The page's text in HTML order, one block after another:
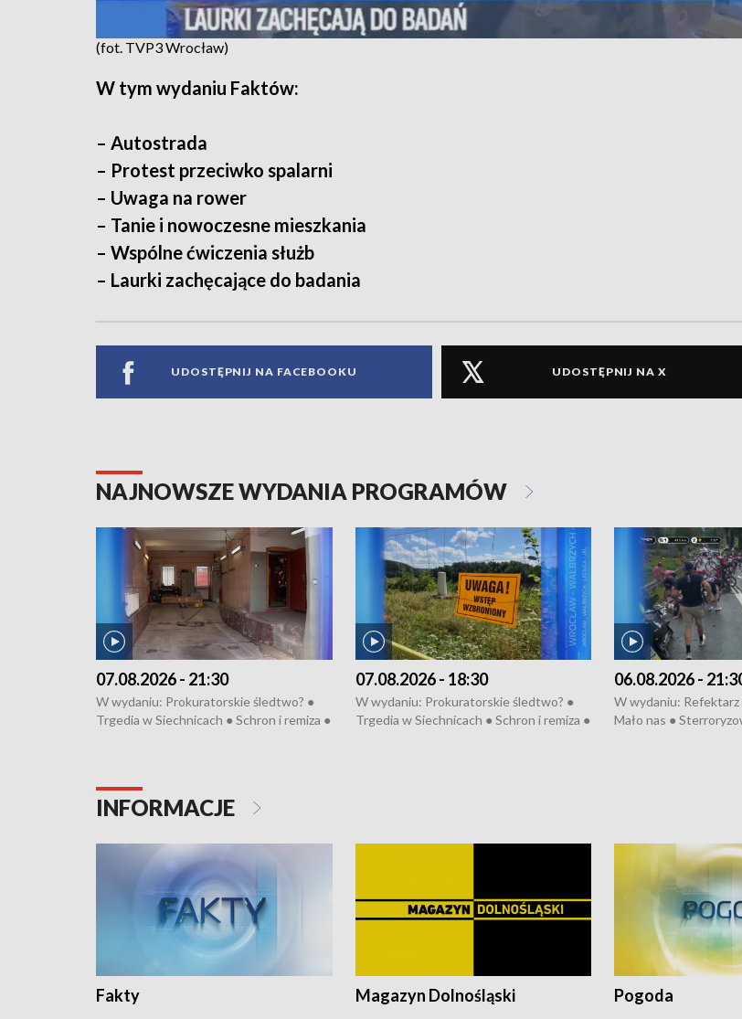
(fot. TVP3 Wrocław)
W tym wydaniu Faktów:
– Autostrada
– Protest przeciwko spalarni
– Uwaga na rower
– Tanie i nowoczesne mieszkania
– Wspólne ćwiczenia służb
– Laurki zachęcające do badania
UDOSTĘPNIJ NA FACEBOOKU UDOSTĘPNIJ NA X
NAJNOWSZE WYDANIA PROGRAMÓW
07.08.2026 - 21:30
W wydaniu: Prokuratorskie śledtwo? ●
Trgedia w Siechnicach ● Schron i remiza ●
● Odbudowa po powodzi ● Filmowy
Lubomierz
07.08.2026 - 18:30
W wydaniu: Prokuratorskie śledtwo? ●
Trgedia w Siechnicach ● Schron i remiza ●
06.08.2026 -
W wydaniu:
Mało nas ●
INFORMACJE
Fakty Magazyn Dolnośląski Pogoda